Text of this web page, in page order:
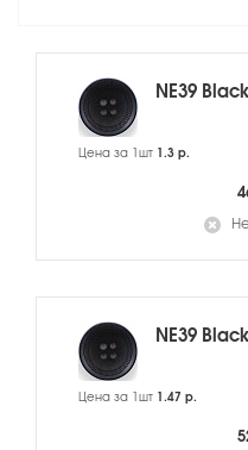
NE39
Цена за 1шт 1.3 р.
NE39
Цена за 1шт 1.47 р.